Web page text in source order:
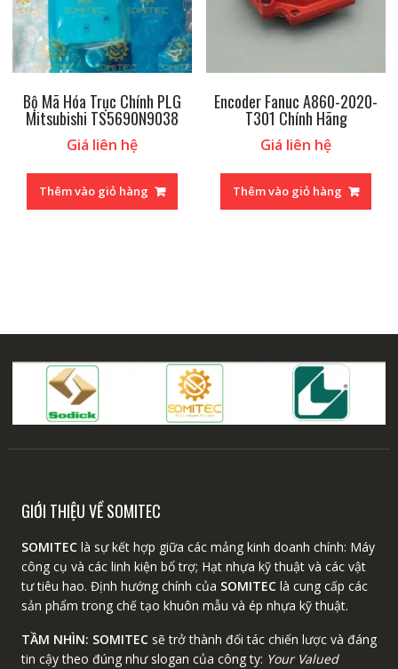
Bộ Mã Hóa Trục Chính PLG
Mitsubishi TS5690N9038
Giá liên hệ
Thêm vào giỏ hàng
Encoder Fanuc A860-2020-
T301 Chính Hãng
Giá liên hệ
Thêm vào giỏ hàng
GIỚI THIỆU VỀ SOMITEC
SOMITEClà sự kết hợp giữa các mảng kinh doanh chính: Máy
công cụ và các linh kiện bổ trợ; Hạt nhựa kỹ thuật và các vật
tư tiêu hao. Định hướng chính của SOMITEClà cung cấp các
sản phẩm trong chế tạo khuôn mẫu và ép nhựa kỹ thuật.
TẦM NHÌN: SOMITECsẽ trở thành đối tác chiến lược và đáng
tin cậy theo đúng như slogan của công ty: Your Valued